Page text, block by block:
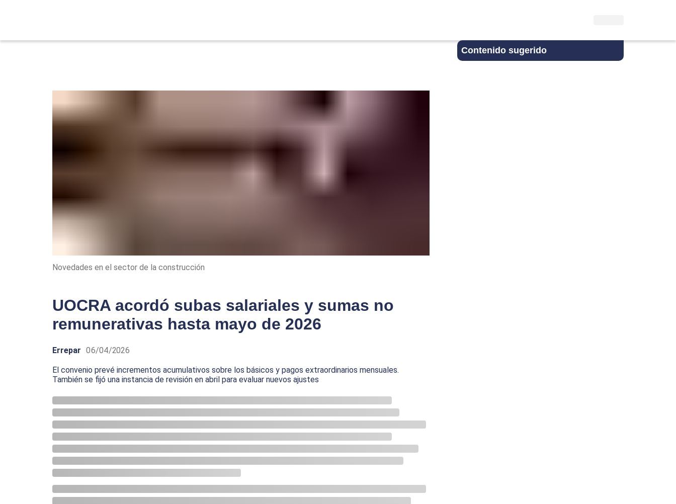
Contenido sugerido
Novedades en el sector de la construcción
UOCRA acordó subas salariales y sumas no
remunerativas hasta mayo de 2026
Errepar 06/04/2026
El convenio prevé incrementos acumulativos sobre los básicos y pagos extraordinarios mensuales.
También se fijó una instancia de revisión en abril para evaluar nuevos ajustes